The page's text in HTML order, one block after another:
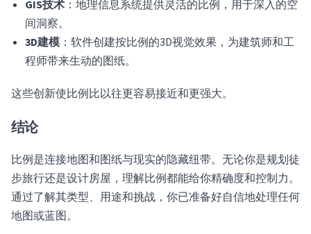
GIS技术 ：地理信息系统提供灵活的比例，用于深入的空
间洞察。
3D建模 ：软件创建按比例的3D视觉效果，为建筑师和工
程师带来生动的图纸。
这些创新使比例比以往更容易接近和更强大。
结论
比例是连接地图和图纸与现实的隐藏纽带。无论你是规划徒
步旅行还是设计房屋，理解比例都能给你精确度和控制力。
通过了解其类型、用途和挑战，你已准备好自信地处理任何
地图或蓝图。